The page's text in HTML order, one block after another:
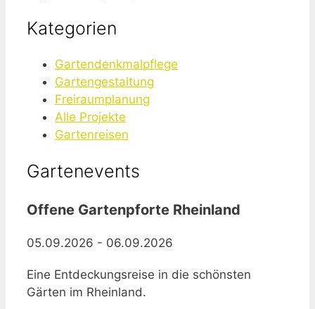
Kategorien
Gartendenkmalpflege
Gartengestaltung
Freiraumplanung
Alle Projekte
Gartenreisen
Gartenevents
Offene Gartenpforte Rheinland
05.09.2026 - 06.09.2026
Eine Entdeckungsreise in die schönsten
Gärten im Rheinland.